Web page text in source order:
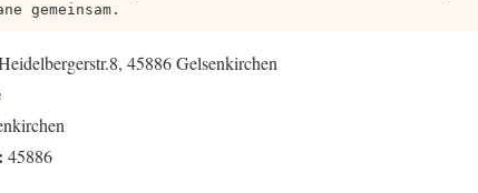
gemeinsam.
45886 Gelsenkirchen
45886